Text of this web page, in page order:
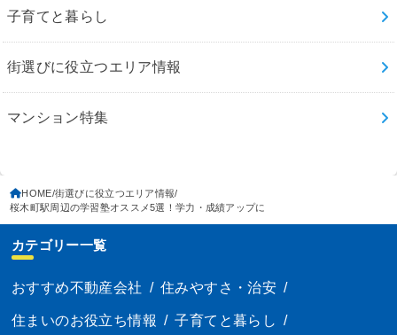
子育てと暮らし
街選びに役立つエリア情報
マンション特集
HOME 街選びに役立つエリア情報
桜木町駅周辺の学習塾オススメ5選！学力・成績アップに
カテゴリー一覧
おすすめ不動産会社 / 住みやすさ・治安 /
住まいのお役立ち情報 / 子育てと暮らし /